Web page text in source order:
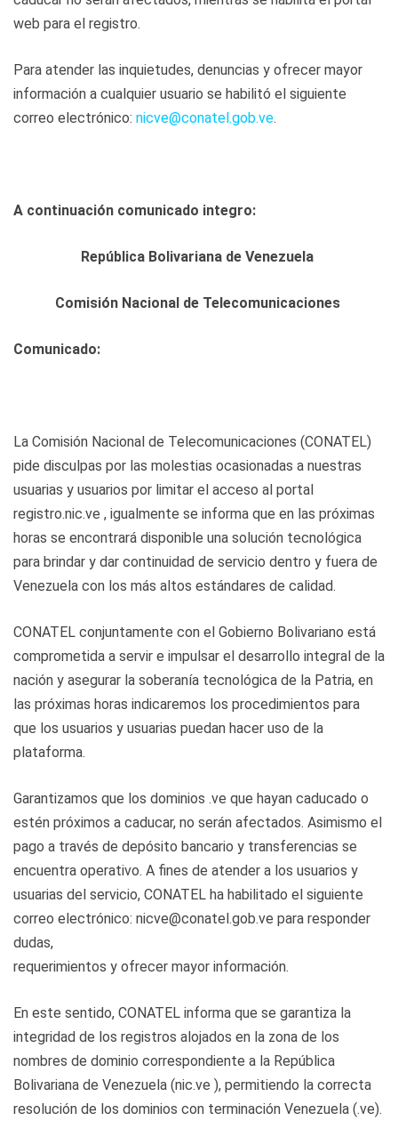
web para el registro.
Para atender las inquietudes, denuncias y ofrecer mayor
información a cualquier usuario se habilitó el siguiente
correo electrónico: nicve@conatel.gob.ve.
A continuación comunicado integro:
República Bolivariana de Venezuela
Comisión Nacional de Telecomunicaciones
Comunicado:
La Comisión Nacional de Telecomunicaciones (CONATEL)
pide disculpas por las molestias ocasionadas a nuestras
usuarias y usuarios por limitar el acceso al portal
registro.nic.ve , igualmente se informa que en las próximas
horas se encontrará disponible una solución tecnológica
para brindar y dar continuidad de servicio dentro y fuera de
Venezuela con los más altos estándares de calidad.
CONATEL conjuntamente con el Gobierno Bolivariano está
comprometida a servir e impulsar el desarrollo integral de la
nación y asegurar la soberanía tecnológica de la Patria, en
las próximas horas indicaremos los procedimientos para
que los usuarios y usuarias puedan hacer uso de la
plataforma.
Garantizamos que los dominios .ve que hayan caducado o
estén próximos a caducar, no serán afectados. Asimismo el
pago a través de depósito bancario y transferencias se
encuentra operativo. A fines de atender a los usuarios y
usuarias del servicio, CONATEL ha habilitado el siguiente
correo electrónico: nicve@conatel.gob.ve para responder
dudas,
requerimientos y ofrecer mayor información.
En este sentido, CONATEL informa que se garantiza la
integridad de los registros alojados en la zona de los
nombres de dominio correspondiente a la República
Bolivariana de Venezuela (nic.ve ), permitiendo la correcta
resolución de los dominios con terminación Venezuela (.ve).